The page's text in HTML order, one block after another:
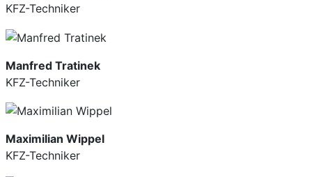
KFZ-Techniker
Manfred Tratinek
KFZ-Techniker
Maximilian Wippel
KFZ-Techniker